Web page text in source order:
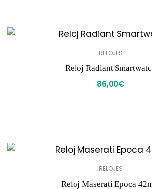
RELOJES
Reloj Radiant
86,00€
RELOJES
Reloj Maserati Epoca